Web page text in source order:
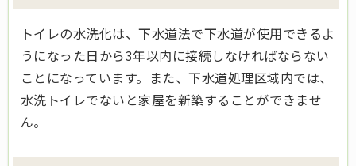
トイレの水洗化は、下水道法で下水道が使用できるよ
うになった日から3年以内に接続しなければならない
ことになっています。また、下水道処理区域内では、
水洗トイレでないと家屋を新築することができませ
ん。